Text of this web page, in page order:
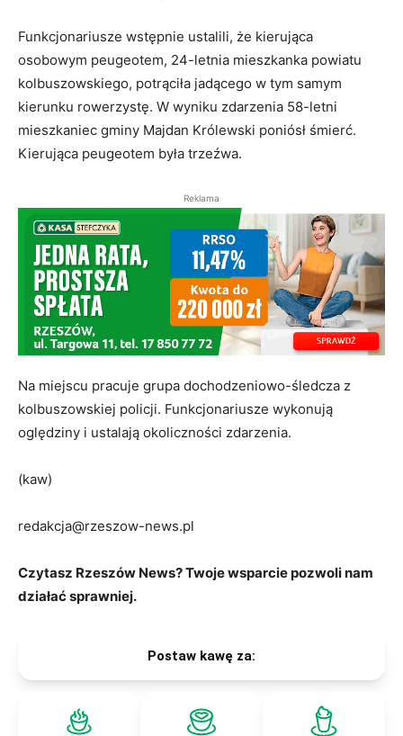
Funkcjonariusze wstępnie ustalili, że kierująca
osobowym peugeotem, 24-letnia mieszkanka powiatu
kolbuszowskiego, potrąciła jadącego w tym samym
kierunku rowerzystę. W wyniku zdarzenia 58-letni
mieszkaniec gminy Majdan Królewski poniósł śmierć.
Kierująca peugeotem była trzeźwa.
Reklama
Na miejscu pracuje grupa dochodzeniowo-śledcza z
kolbuszowskiej policji. Funkcjonariusze wykonują
oględziny i ustalają okoliczności zdarzenia.
(kaw)
redakcja@rzeszow-news.pl
Czytasz Rzeszów News? Twoje wsparcie pozwoli nam
działać sprawniej.
Postaw kawę za: